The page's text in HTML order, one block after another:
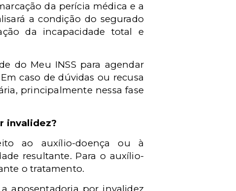
da perícia médica e a
a condição do segurado
da incapacidade total e
do Meu INSS para agendar
caso de dúvidas ou recusa
principalmente nessa fase
invalidez?
ao auxílio-doença ou à
resultante. Para o auxílio-
o tratamento.